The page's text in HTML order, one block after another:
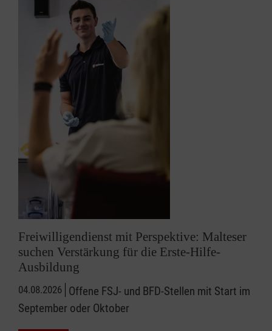
Freiwilligendienst mit Perspektive: Malteser
suchen Verstärkung für die Erste-Hilfe-
Ausbildung
04.08.2026 Offene FSJ- und BFD-Stellen mit Start im
September oder Oktober